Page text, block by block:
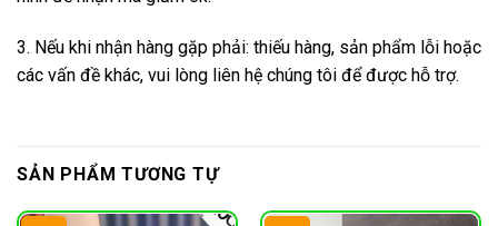
3. Nếu khi nhận hàng gặp phải: thiếu hàng, sản phẩm lỗi hoặc
các vấn đề khác, vui lòng liên hệ chúng tôi để được hỗ trợ.
SẢN PHẨM TƯƠNG TỰ